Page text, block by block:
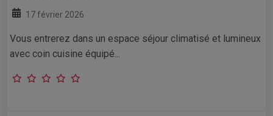
17 février 2026
Vous entrerez dans un espace séjour climatisé et lumineux
avec coin cuisine équipé...